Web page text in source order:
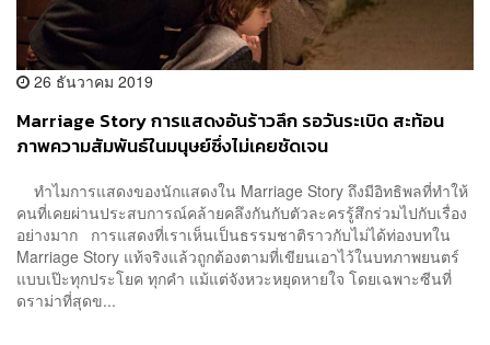
26 ธันวาคม 2019
Marriage Story การแสดงอันร้าวลึก รอวันระเบิด สะท้อน
ภาพความสัมพันธ์ในมนุษย์ซึ่งไม่เคยชัดเจน
ทำไมการแสดงของนักแสดงใน Marriage Story ถึงมีอิทธิพลที่ทำให้
คนที่เคยผ่านประสบการณ์คล้ายคลึงกันกับตัวละครรู้สึกร่วมไปกับเรื่อง
อย่างมาก การแสดงที่เราเห็นเป็นธรรมชาติราวกับไม่ได้ท่องบทใน
Marriage Story แท้จริงแล้วถูกต้องตามที่เขียนเอาไว้ในบทภาพยนตร์
แบบเป๊ะทุกประโยค ทุกคำ แม้แต่จังหวะหยุดหายใจ โดยเฉพาะซีนที่
ดราม่าที่สุดข...